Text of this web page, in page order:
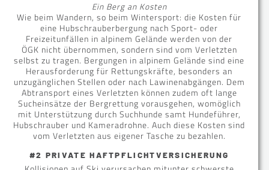
Ein Berg an Kosten
Wie beim Wandern, so beim Wintersport: die Kosten für
eine Hubschrauberbergung nach Sport- oder
Freizeitunfällen in alpinem Gelände werden von der
ÖGK nicht übernommen, sondern sind vom Verletzten
selbst zu tragen. Bergungen in alpinem Gelände sind eine
Herausforderung für Rettungskräfte, besonders an
unzugänglichen Stellen oder nach Lawinenabgängen. Dem
Abtransport eines Verletzten können zudem oft lange
Sucheinsätze der Bergrettung vorausgehen, womöglich
mit Unterstützung durch Suchhunde samt Hundeführer,
Hubschrauber und Kameradrohne. Auch diese Kosten sind
vom Verletzten aus eigener Tasche zu bezahlen.
#2 PRIVATE HAFTPFLICHTVERSICHERUNG